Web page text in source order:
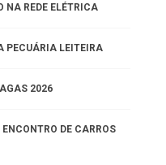
NA REDE ELÉTRICA
PECUÁRIA LEITEIRA
2026
DE CARROS